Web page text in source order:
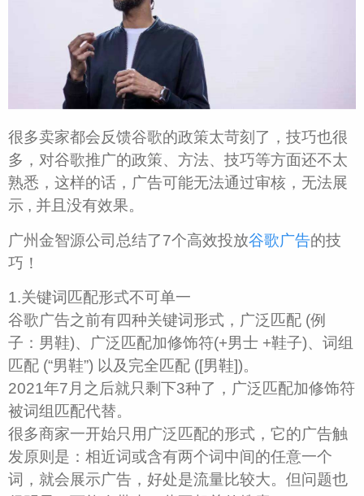
很多卖家都会反馈谷歌的政策太苛刻了，技巧也很
多，对谷歌推广的政策、方法、技巧等方面还不太
熟悉，这样的话，广告可能无法通过审核，无法展
示 , 并且没有效果。
广州金智源公司总结了7个高效投放谷歌广告的技
巧！
1.关键词匹配形式不可单一
谷歌广告之前有四种关键词形式，广泛匹配 (例
子：男鞋)、广泛匹配加修饰符(+男士 +鞋子)、词组
匹配 (“男鞋”) 以及完全匹配 ([男鞋])。
2021年7月之后就只剩下3种了，广泛匹配加修饰符
被词组匹配代替。
很多商家一开始只用广泛匹配的形式，它的广告触
发原则是：相近词或含有两个词中间的任意一个
词，就会展示广告，好处是流量比较大。但问题也